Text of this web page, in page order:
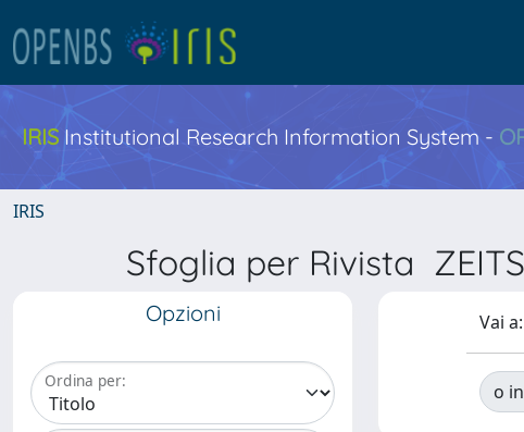
IRIS Institutional Research Information System -
IRIS
Sfoglia per Rivista
Opzioni
Ordina per:
Vai a:
o